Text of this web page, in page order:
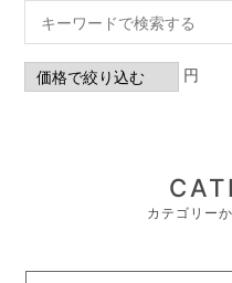
円
カテゴリー